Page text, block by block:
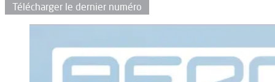
Télécharger le dernier numéro